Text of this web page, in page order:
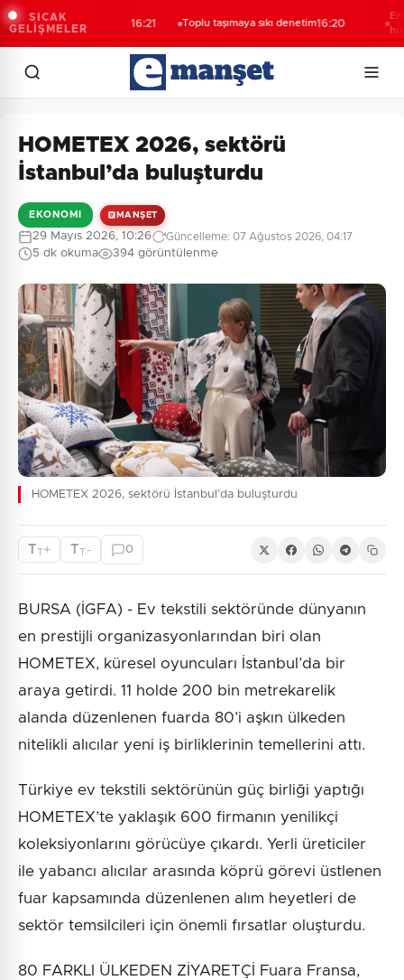
SICAK
GELİŞMELER
ortak
Toplu taşımaya sıkı denetim16:20
Emekli
hizmeti
HOMETEX 2026, sektörü
İstanbul’da buluşturdu
EKONOMI MANŞET
29 Mayıs 2026, 10:26 Güncelleme: 07 Ağustos 2026, 04:17
5 dk okuma 394 görüntülenme
HOMETEX 2026, sektörü İstanbul’da buluşturdu
TT+ TT - 0
BURSA (İGFA) - Ev tekstili sektöründe dünyanın
en prestijli organizasyonlarından biri olan
HOMETEX, küresel oyuncuları İstanbul’da bir
araya getirdi. 11 holde 200 bin metrekarelik
alanda düzenlenen fuarda 80’i aşkın ülkeden
nitelikli alıcılar yeni iş birliklerinin temellerini attı.
Türkiye ev tekstili sektörünün güç birliği yaptığı
HOMETEX’te yaklaşık 600 firmanın yenilikçi
koleksiyonlarını görücüye çıkardı. Yerli üreticiler
ile yabancı alıcılar arasında köprü görevi üstlenen
fuar kapsamında düzenlenen alım heyetleri de
sektör temsilcileri için önemli fırsatlar oluşturdu.
80 FARKLI ÜLKEDEN ZİYARETÇİ Fuara Fransa,